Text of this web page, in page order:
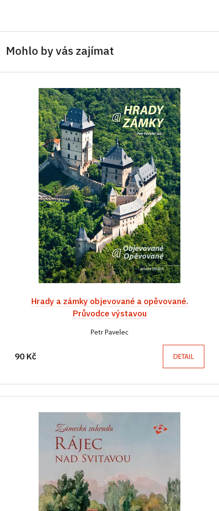
Mohlo by vás zajímat
Hrady a zámky objevované a opěvované.
Průvodce výstavou
Petr Pavelec
90 Kč DETAIL